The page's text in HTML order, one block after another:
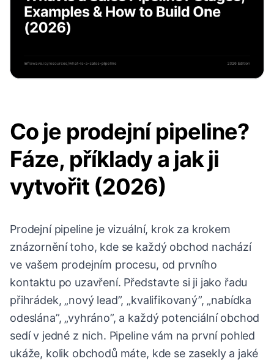
Co je prodejní pipeline?
Fáze, příklady a jak ji
vytvořit (2026)
Prodejní pipeline je vizuální, krok za krokem
znázornění toho, kde se každý obchod nachází
ve vašem prodejním procesu, od prvního
kontaktu po uzavření. Představte si ji jako řadu
přihrádek, „nový lead”, „kvalifikovaný”, „nabídka
odeslána”, „vyhráno”, a každý potenciální obchod
sedí v jedné z nich. Pipeline vám na první pohled
ukáže, kolik obchodů máte, kde se zasekly a jaké